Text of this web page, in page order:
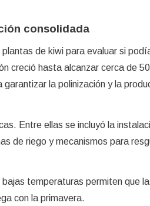
consolidada
de kiwi para evaluar si
creció hasta alcanzar cerca de
la polinización y la
Entre ellas se incluyó la
de riego y mecanismos para
temperaturas permiten que
con la primavera.